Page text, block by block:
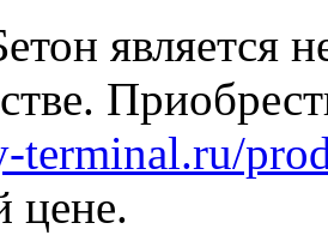
является
terminal.ru/
цене.